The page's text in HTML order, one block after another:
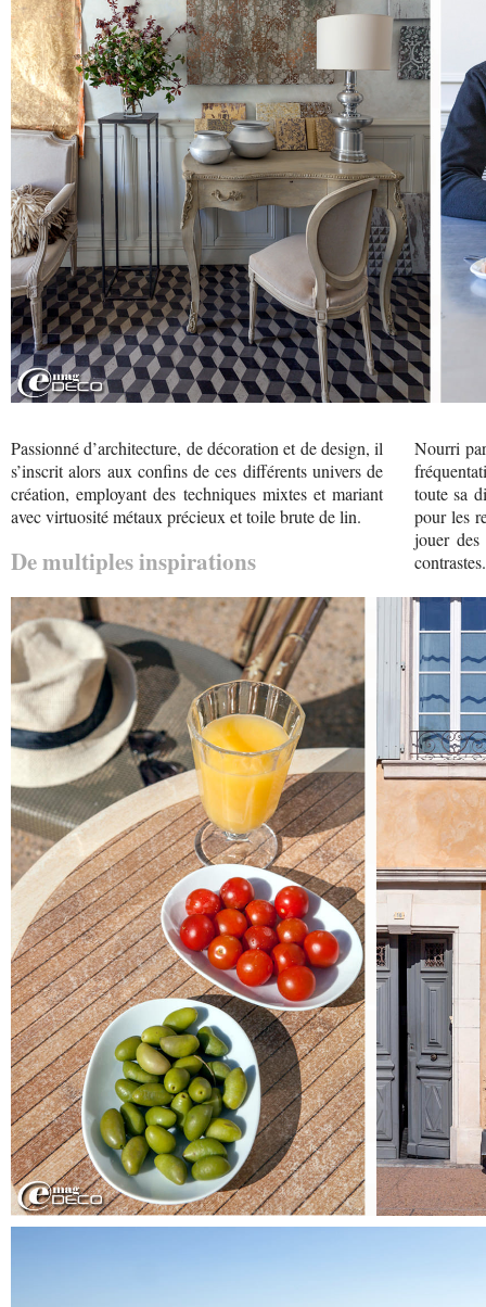
Passionné d’architecture, de décoration et de design, il
s’inscrit alors aux confins de ces différents univers de
création, employant des techniques mixtes et mariant
avec virtuosité métaux précieux et toile brute de lin.
De multiples inspirations
Nourri
toute sa
pour les
jouer
contrastes.